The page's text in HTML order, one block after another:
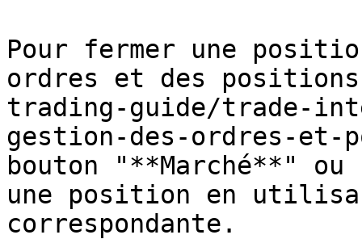
Pour fermer une
ordres et des
trading-guide/trade-
gestion-des-ordres-
bouton "**Marché**"
une position en
correspondante.